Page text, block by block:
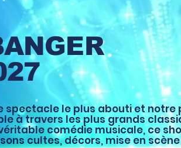
spectacle le plus abouti et notre
à travers les plus grands
comédie musicale, ce
cultes, décors, mise en